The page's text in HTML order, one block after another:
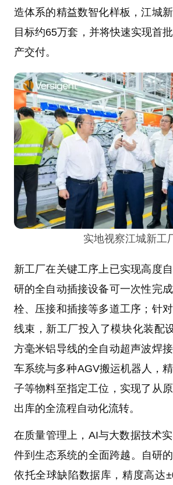
造体系的精益数智化样板，江城
目标约65万套，并将快速实现首
产交付。
实地视察江城新工
新工厂在关键工序上已实现高度
研的全自动插接设备可一次性完
栓、压接和插接等多道工序；针
线束，新工厂投入了模块化装配
方毫米铝导线的全自动超声波焊
车系统与多种AGV搬运机器人，
子等物料至指定工位，实现了从
出库的全流程自动化流转。
在质量管理上，AI与大数据技术
件到生态系统的全面跨越。自研
依托全球缺陷数据库，精度高达